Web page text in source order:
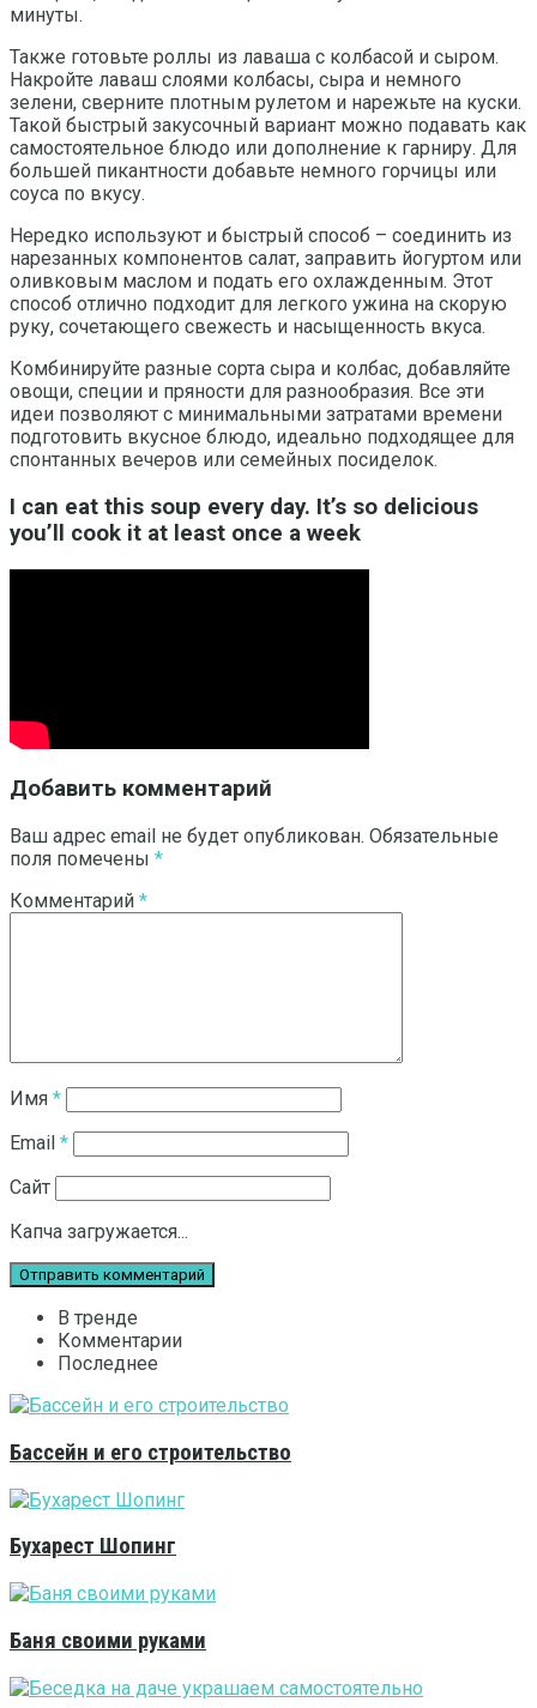
минуты.
Также готовьте роллы из лаваша с колбасой и сыром.
Накройте лаваш слоями колбасы, сыра и немного
зелени, сверните плотным рулетом и нарежьте на куски.
Такой быстрый закусочный вариант можно подавать как
самостоятельное блюдо или дополнение к гарниру. Для
большей пикантности добавьте немного горчицы или
соуса по вкусу.
Нередко используют и быстрый способ – соединить из
нарезанных компонентов салат, заправить йогуртом или
оливковым маслом и подать его охлажденным. Этот
способ отлично подходит для легкого ужина на скорую
руку, сочетающего свежесть и насыщенность вкуса.
Комбинируйте разные сорта сыра и колбас, добавляйте
овощи, специи и пряности для разнообразия. Все эти
идеи позволяют с минимальными затратами времени
подготовить вкусное блюдо, идеально подходящее для
спонтанных вечеров или семейных посиделок.
I can eat this soup every day. It’s so delicious
you’ll cook it at least once a week
Добавить комментарий
Ваш адрес email не будет опубликован. Обязательные
поля помечены *
Комментарий *
Имя *
Email *
Сайт
Капча загружается...
В тренде
Комментарии
Последнее
Бассейн и его строительство
Бухарест Шопинг
Баня своими руками